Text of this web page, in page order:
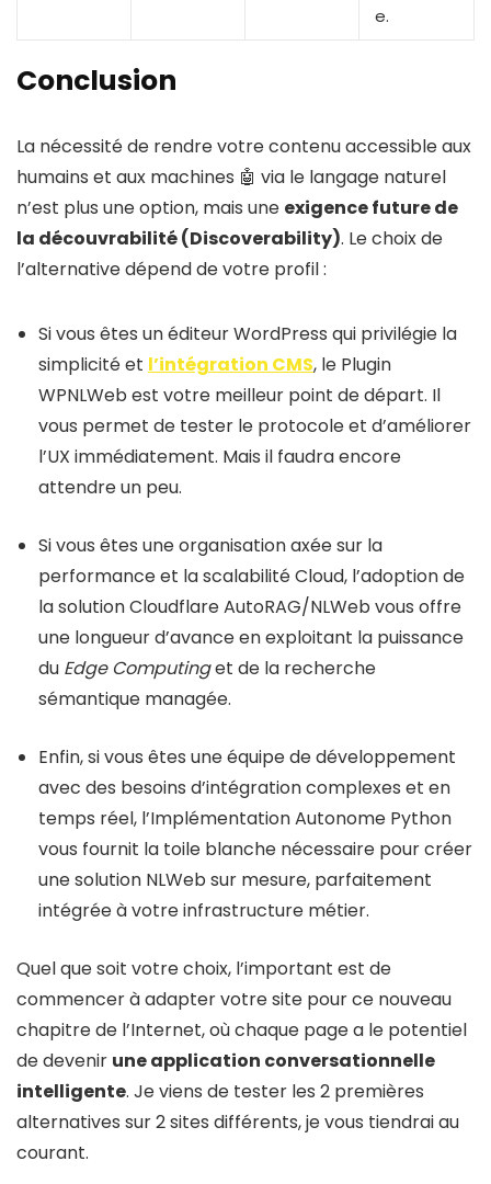
e.
Conclusion
La nécessité de rendre votre contenu accessible aux
humains et aux machines 🤖 via le langage naturel
n’est plus une option, mais une exigence future de
la découvrabilité (Discoverability). Le choix de
l’alternative dépend de votre profil :
Si vous êtes un éditeur WordPress qui privilégie la
simplicité et l’intégration CMS, le Plugin
WPNLWeb est votre meilleur point de départ. Il
vous permet de tester le protocole et d’améliorer
l’UX immédiatement. Mais il faudra encore
attendre un peu.
Si vous êtes une organisation axée sur la
performance et la scalabilité Cloud, l’adoption de
la solution Cloudflare AutoRAG/NLWeb vous offre
une longueur d’avance en exploitant la puissance
du Edge Computinget de la recherche
sémantique managée.
Enfin, si vous êtes une équipe de développement
avec des besoins d’intégration complexes et en
temps réel, l’Implémentation Autonome Python
vous fournit la toile blanche nécessaire pour créer
une solution NLWeb sur mesure, parfaitement
intégrée à votre infrastructure métier.
Quel que soit votre choix, l’important est de
commencer à adapter votre site pour ce nouveau
chapitre de l’Internet, où chaque page a le potentiel
de devenir une application conversationnelle
intelligente. Je viens de tester les 2 premières
alternatives sur 2 sites différents, je vous tiendrai au
courant.